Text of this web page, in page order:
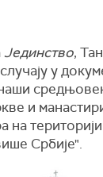
Јединство,
у
и
на
Србије".